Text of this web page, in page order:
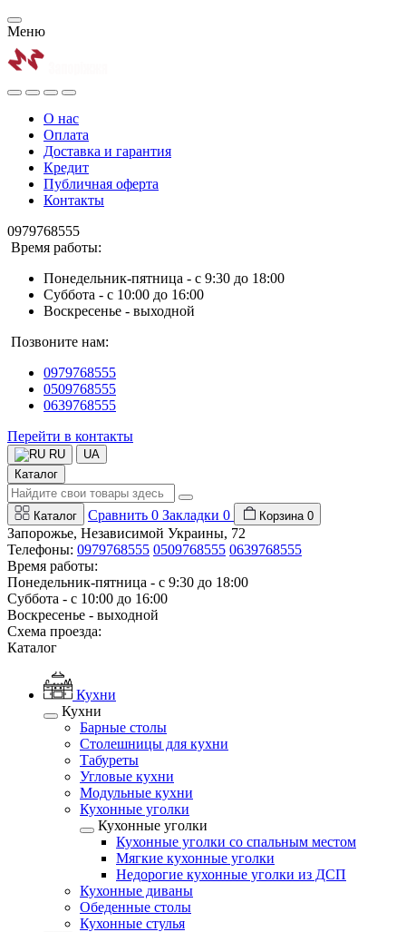
Меню
О нас
Оплата
Доставка и гарантия
Кредит
Публичная оферта
Контакты
0979768555
Время работы:
Понедельник-пятница - с 9:30 до 18:00
Суббота - с 10:00 до 16:00
Воскресенье - выходной
Позвоните нам:
0979768555
0509768555
0639768555
Перейти в контакты
RU
UA
Каталог
Каталог Сравнить 0 Закладки 0 Корзина 0
Запорожье, Независимой Украины, 72
Телефоны: 0979768555 0509768555 0639768555
Время работы:
Понедельник-пятница - с 9:30 до 18:00
Суббота - с 10:00 до 16:00
Воскресенье - выходной
Схема проезда:
Каталог
Кухни
Кухни
Барные столы
Столешницы для кухни
Табуреты
Угловые кухни
Модульные кухни
Кухонные уголки
Кухонные уголки
Кухонные уголки со спальным местом
Мягкие кухонные уголки
Недорогие кухонные уголки из ДСП
Кухонные диваны
Обеденные столы
Кухонные стулья